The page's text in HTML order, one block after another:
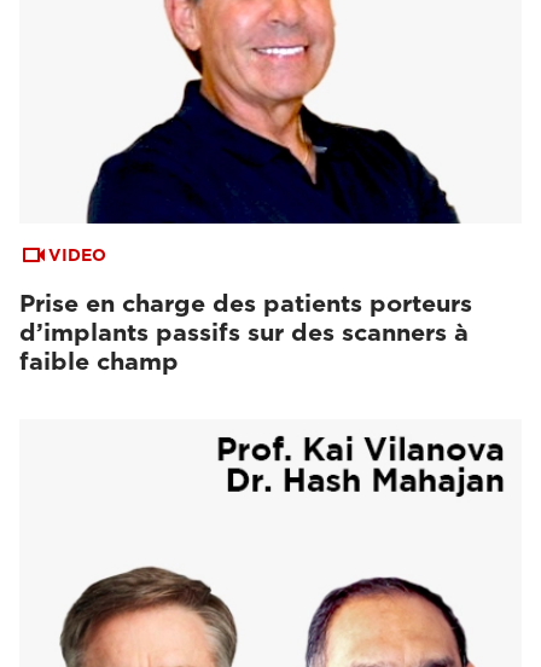
VIDEO
Prise en charge des patients porteurs
d’implants passifs sur des scanners à
faible champ